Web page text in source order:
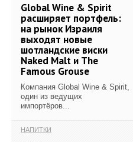
Global Wine & Spirit
расширяет портфель:
на рынок Израиля
выходят новые
шотландские виски
Naked Malt и The
Famous Grouse
Компания Global Wine & Spirit,
один из ведущих
импортёров...
НАПИТКИ